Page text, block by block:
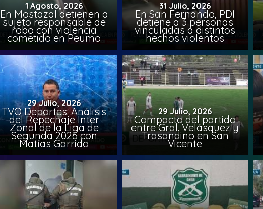
1 Agosto, 2026
En Mostazal detienen a
sujeto responsable de
robo con violencia
cometido en Peumo
31 Julio, 2026
En San Fernando, PDI
detiene a 3 personas
vinculadas a distintos
hechos violentos
29 Julio, 2026
TVO Deportes: Análisis
del Repechaje Inter
Zonal de la Liga de
Segunda 2026 con
Matías Garrido
29 Julio, 2026
Compacto del partido
entre Gral. Velásquez y
Trasandino en San
Vicente